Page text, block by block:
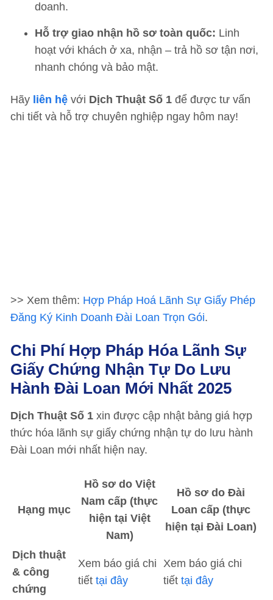
doanh.
Hỗ trợ giao nhận hồ sơ toàn quốc: Linh
hoạt với khách ở xa, nhận – trả hồ sơ tận nơi,
nhanh chóng và bảo mật.
Hãy liên hệ với Dịch Thuật Số 1 để được tư vấn
chi tiết và hỗ trợ chuyên nghiệp ngay hôm nay!
>> Xem thêm: Hợp Pháp Hoá Lãnh Sự Giấy Phép
Đăng Ký Kinh Doanh Đài Loan Trọn Gói.
Chi Phí Hợp Pháp Hóa Lãnh Sự
Giấy Chứng Nhận Tự Do Lưu
Hành Đài Loan Mới Nhất 2025
Dịch Thuật Số 1 xin được cập nhật bảng giá hợp
thức hóa lãnh sự giấy chứng nhận tự do lưu hành
Đài Loan mới nhất hiện nay.
Hạng mục
Hồ sơ do Việt
Nam cấp (thực
hiện tại Việt
Nam)
Hồ sơ do Đài
Loan cấp (thực
hiện tại Đài Loan)
Dịch thuật
& công
chứng
Xem báo giá chi
tiết tại đây
Xem báo giá chi
tiết tại đây